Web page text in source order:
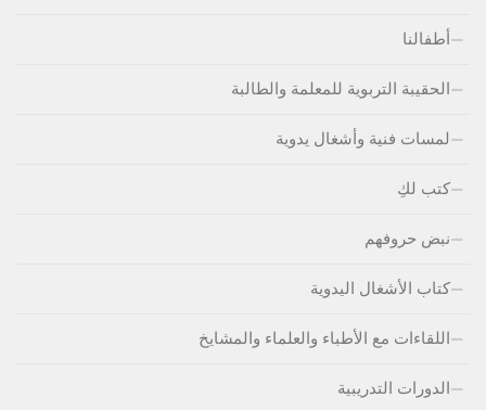
أطفالنا
الحقيبة التربوية للمعلمة والطالبة
لمسات فنية وأشغال يدوية
كتب لكِ
نبض حروفهم
كتاب الأشغال اليدوية
اللقاءات مع الأطباء والعلماء والمشايخ
الدورات التدريبية